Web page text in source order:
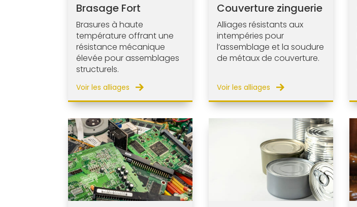
Brasage Fort
Brasures à haute
température offrant une
résistance mécanique
élevée pour assemblages
structurels.
Voir les alliages
Couverture zinguerie
Alliages résistants aux
intempéries pour
l’assemblage et la soudure
de métaux de couverture.
Voir les alliages